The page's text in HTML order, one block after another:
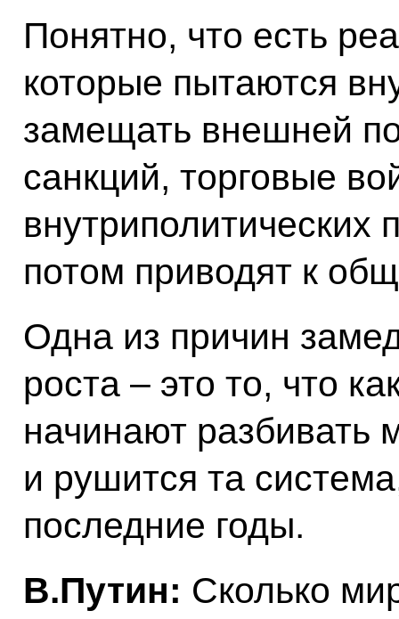
Понятно, что есть
которые пытаются
замещать внешней
санкций, торговые
потом приводят к
Одна из причин
роста – это то, что
начинают разбивать
и рушится та
последние годы.
В.Путин: Сколько